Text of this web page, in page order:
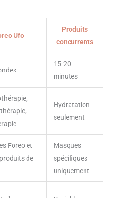
Ufo
Produits
concurrents
15-20
minutes
Hydratation
seulement
Foreo et
de
Masques
spécifiques
uniquement